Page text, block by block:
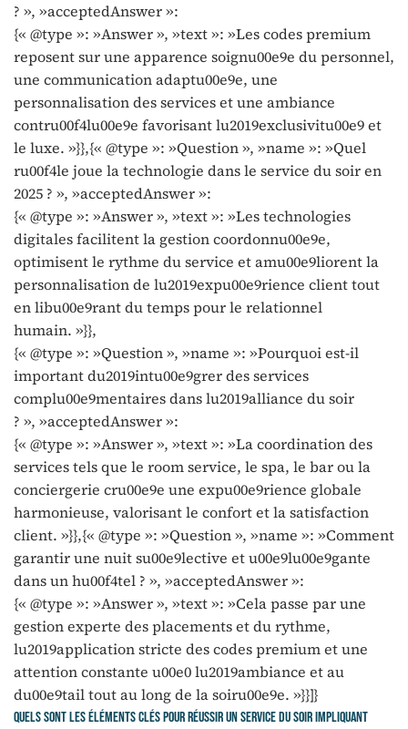
? », »acceptedAnswer »:
{« @type »: »Answer », »text »: »Les codes premium
reposent sur une apparence soignu00e9e du personnel,
une communication adaptu00e9e, une
personnalisation des services et une ambiance
contru00f4lu00e9e favorisant lu2019exclusivitu00e9 et
le luxe. »}},{« @type »: »Question », »name »: »Quel
ru00f4le joue la technologie dans le service du soir en
2025 ? », »acceptedAnswer »:
{« @type »: »Answer », »text »: »Les technologies
digitales facilitent la gestion coordonnu00e9e,
optimisent le rythme du service et amu00e9liorent la
personnalisation de lu2019expu00e9rience client tout
en libu00e9rant du temps pour le relationnel
humain. »}},
{« @type »: »Question », »name »: »Pourquoi est-il
important du2019intu00e9grer des services
complu00e9mentaires dans lu2019alliance du soir
? », »acceptedAnswer »:
{« @type »: »Answer », »text »: »La coordination des
services tels que le room service, le spa, le bar ou la
conciergerie cru00e9e une expu00e9rience globale
harmonieuse, valorisant le confort et la satisfaction
client. »}},{« @type »: »Question », »name »: »Comment
garantir une nuit su00e9lective et u00e9lu00e9gante
dans un hu00f4tel ? », »acceptedAnswer »:
{« @type »: »Answer », »text »: »Cela passe par une
gestion experte des placements et du rythme,
lu2019application stricte des codes premium et une
attention constante u00e0 lu2019ambiance et au
du00e9tail tout au long de la soiru00e9e. »}}]}
Quels sont les éléments clés pour réussir un service du soir impliquant